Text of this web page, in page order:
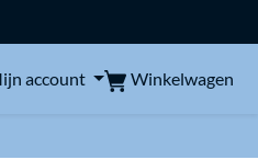
account Winkelwagen